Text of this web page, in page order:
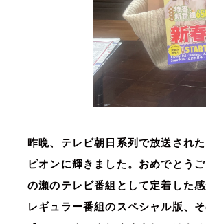
昨晩、テレビ朝日系列で放送され
ピオンに輝きました。おめでとう
の瀬のテレビ番組として定着した
レギュラー番組のスペシャル版、